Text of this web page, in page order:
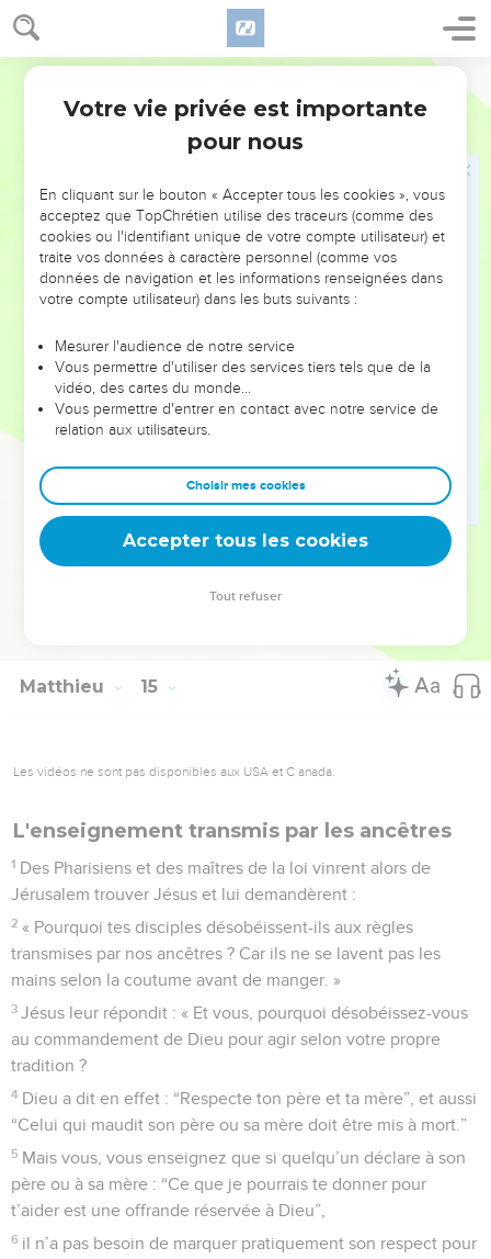
Matthieu 14
commença à s’enfoncer dans l’eau et s’écria : « Seigneur,
sauve-moi ! »
Aussitôt, Jésus étendit la main, le saisit et lui dit :
« Comme ta confiance est faible ! Pourquoi as-tu douté ? »
Ils montèrent tous les deux dans la barque et le vent
Alors les disciples qui étaient dans la barque se mirent à
genoux devant Jésus et dirent : « Tu es vraiment le Fils de
Dieu ! »
Jésus guérit les malades dans la région de
Génésareth
Ils achevèrent la traversée du lac et arrivèrent dans la
région de Génésareth.
Les gens de l’endroit reconnurent Jésus et répandirent
tous les malades.
On le suppliait de les laisser toucher au moins le bord de
son manteau ; et tous ceux qui le touchaient étaient guéris.
© Société biblique française – Bibli’O, 1997, avec autorisation. Pour vous procurer
Matthieu 15
Les vidéos ne sont pas disponibles aux USA et C anada.
L'enseignement transmis par les ancêtres
1 Des Pharisiens et des maîtres de la loi vinrent alors de
Jérusalem trouver Jésus et lui demandèrent :
2 « Pourquoi tes disciples désobéissent-ils aux règles
transmises par nos ancêtres ? Car ils ne se lavent pas les
mains selon la coutume avant de manger. »
3 Jésus leur répondit : « Et vous, pourquoi désobéissez-vous
au commandement de Dieu pour agir selon votre propre
tradition ?
4 Dieu a dit en effet : “Respecte ton père et ta mère”, et aussi
“Celui qui maudit son père ou sa mère doit être mis à mort.”
5 Mais vous, vous enseignez que si quelqu’un déclare à son
père ou à sa mère : “Ce que je pourrais te donner pour
t’aider est une offrande réservée à Dieu”,
6 il n’a pas besoin de marquer pratiquement son respect pour
Votre vie privée est importante
pour nous
En cliquant sur le bouton « Accepter tous les cookies », vous
acceptez que TopChrétien utilise des traceurs (comme des
cookies ou l'identifiant unique de votre compte utilisateur) et
traite vos données à caractère personnel (comme vos
données de navigation et les informations renseignées dans
votre compte utilisateur) dans les buts suivants :
Mesurer l'audience de notre service
Vous permettre d'utiliser des services tiers tels que de la
vidéo, des cartes du monde…
Vous permettre d'entrer en contact avec notre service de
relation aux utilisateurs.
Choisir mes cookies
Accepter tous les cookies
Tout refuser